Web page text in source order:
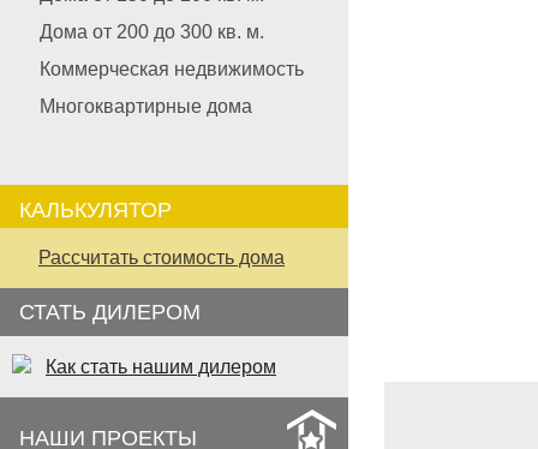
Дома от 200 до 300 кв. м.
Коммерческая недвижимость
Многоквартирные дома
КАЛЬКУЛЯТОР
Рассчитать стоимость дома
СТАТЬ ДИЛЕРОМ
Как стать нашим дилером
НАШИ ПРОЕКТЫ